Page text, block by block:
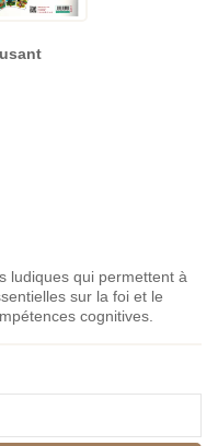
ludiques qui permettent à
sur la foi et le
cognitives.